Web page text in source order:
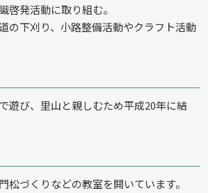
啓発活動に取り組む。
の下刈り、小路整備活動やクラフト活動
遊び、里山と親しむため平成20年に結
松づくりなどの教室を開いています。